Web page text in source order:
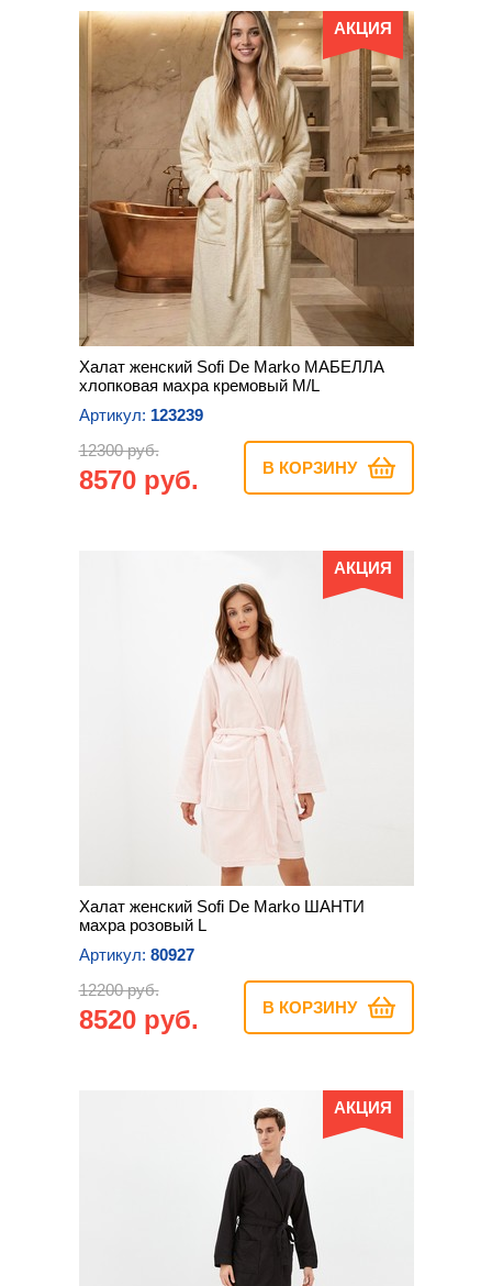
АКЦИЯ
Халат женский Sofi De Marko МАБЕЛЛА
хлопковая махра кремовый M/L
Артикул: 123239
12300 руб.
8570 руб. В КОРЗИНУ
АКЦИЯ
Халат женский Sofi De Marko ШАНТИ
махра розовый L
Артикул: 80927
12200 руб.
8520 руб. В КОРЗИНУ
АКЦИЯ